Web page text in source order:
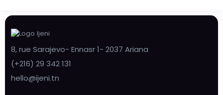
8, rue Sarajevo- Ennasr 1- 2037 Ariana
(+216) 29 342 131
hello@ijeni.tn